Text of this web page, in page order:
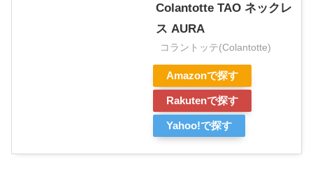
Colantotte TAO ネックレ
ス AURA
コラントッテ(Colantotte)
Amazonで探す
Rakutenで探す
Yahoo!で探す